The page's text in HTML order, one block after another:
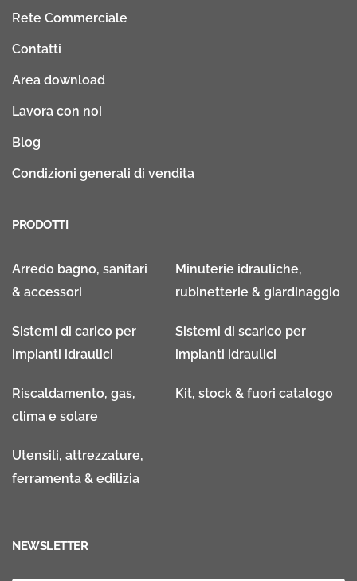
Rete Commerciale
Contatti
Area download
Lavora con noi
Blog
Condizioni generali di vendita
PRODOTTI
Arredo bagno, sanitari
& accessori
Minuterie idrauliche,
rubinetterie & giardinaggio
Sistemi di carico per
impianti idraulici
Sistemi di scarico per
impianti idraulici
Riscaldamento, gas,
clima e solare
Kit, stock & fuori catalogo
Utensili, attrezzature,
ferramenta & edilizia
NEWSLETTER